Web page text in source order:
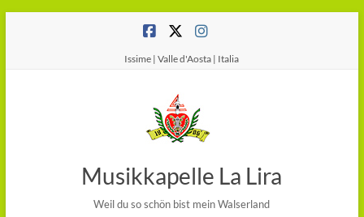
Issime | Valle d'Aosta | Italia
Musikkapelle La Lira
Weil du so schön bist mein Walserland